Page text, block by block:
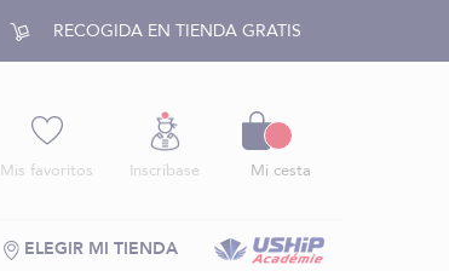
RECOGIDA EN TIENDA GRATIS
Mis favoritos Inscríbase Mi cesta
ELEGIR MI TIENDA